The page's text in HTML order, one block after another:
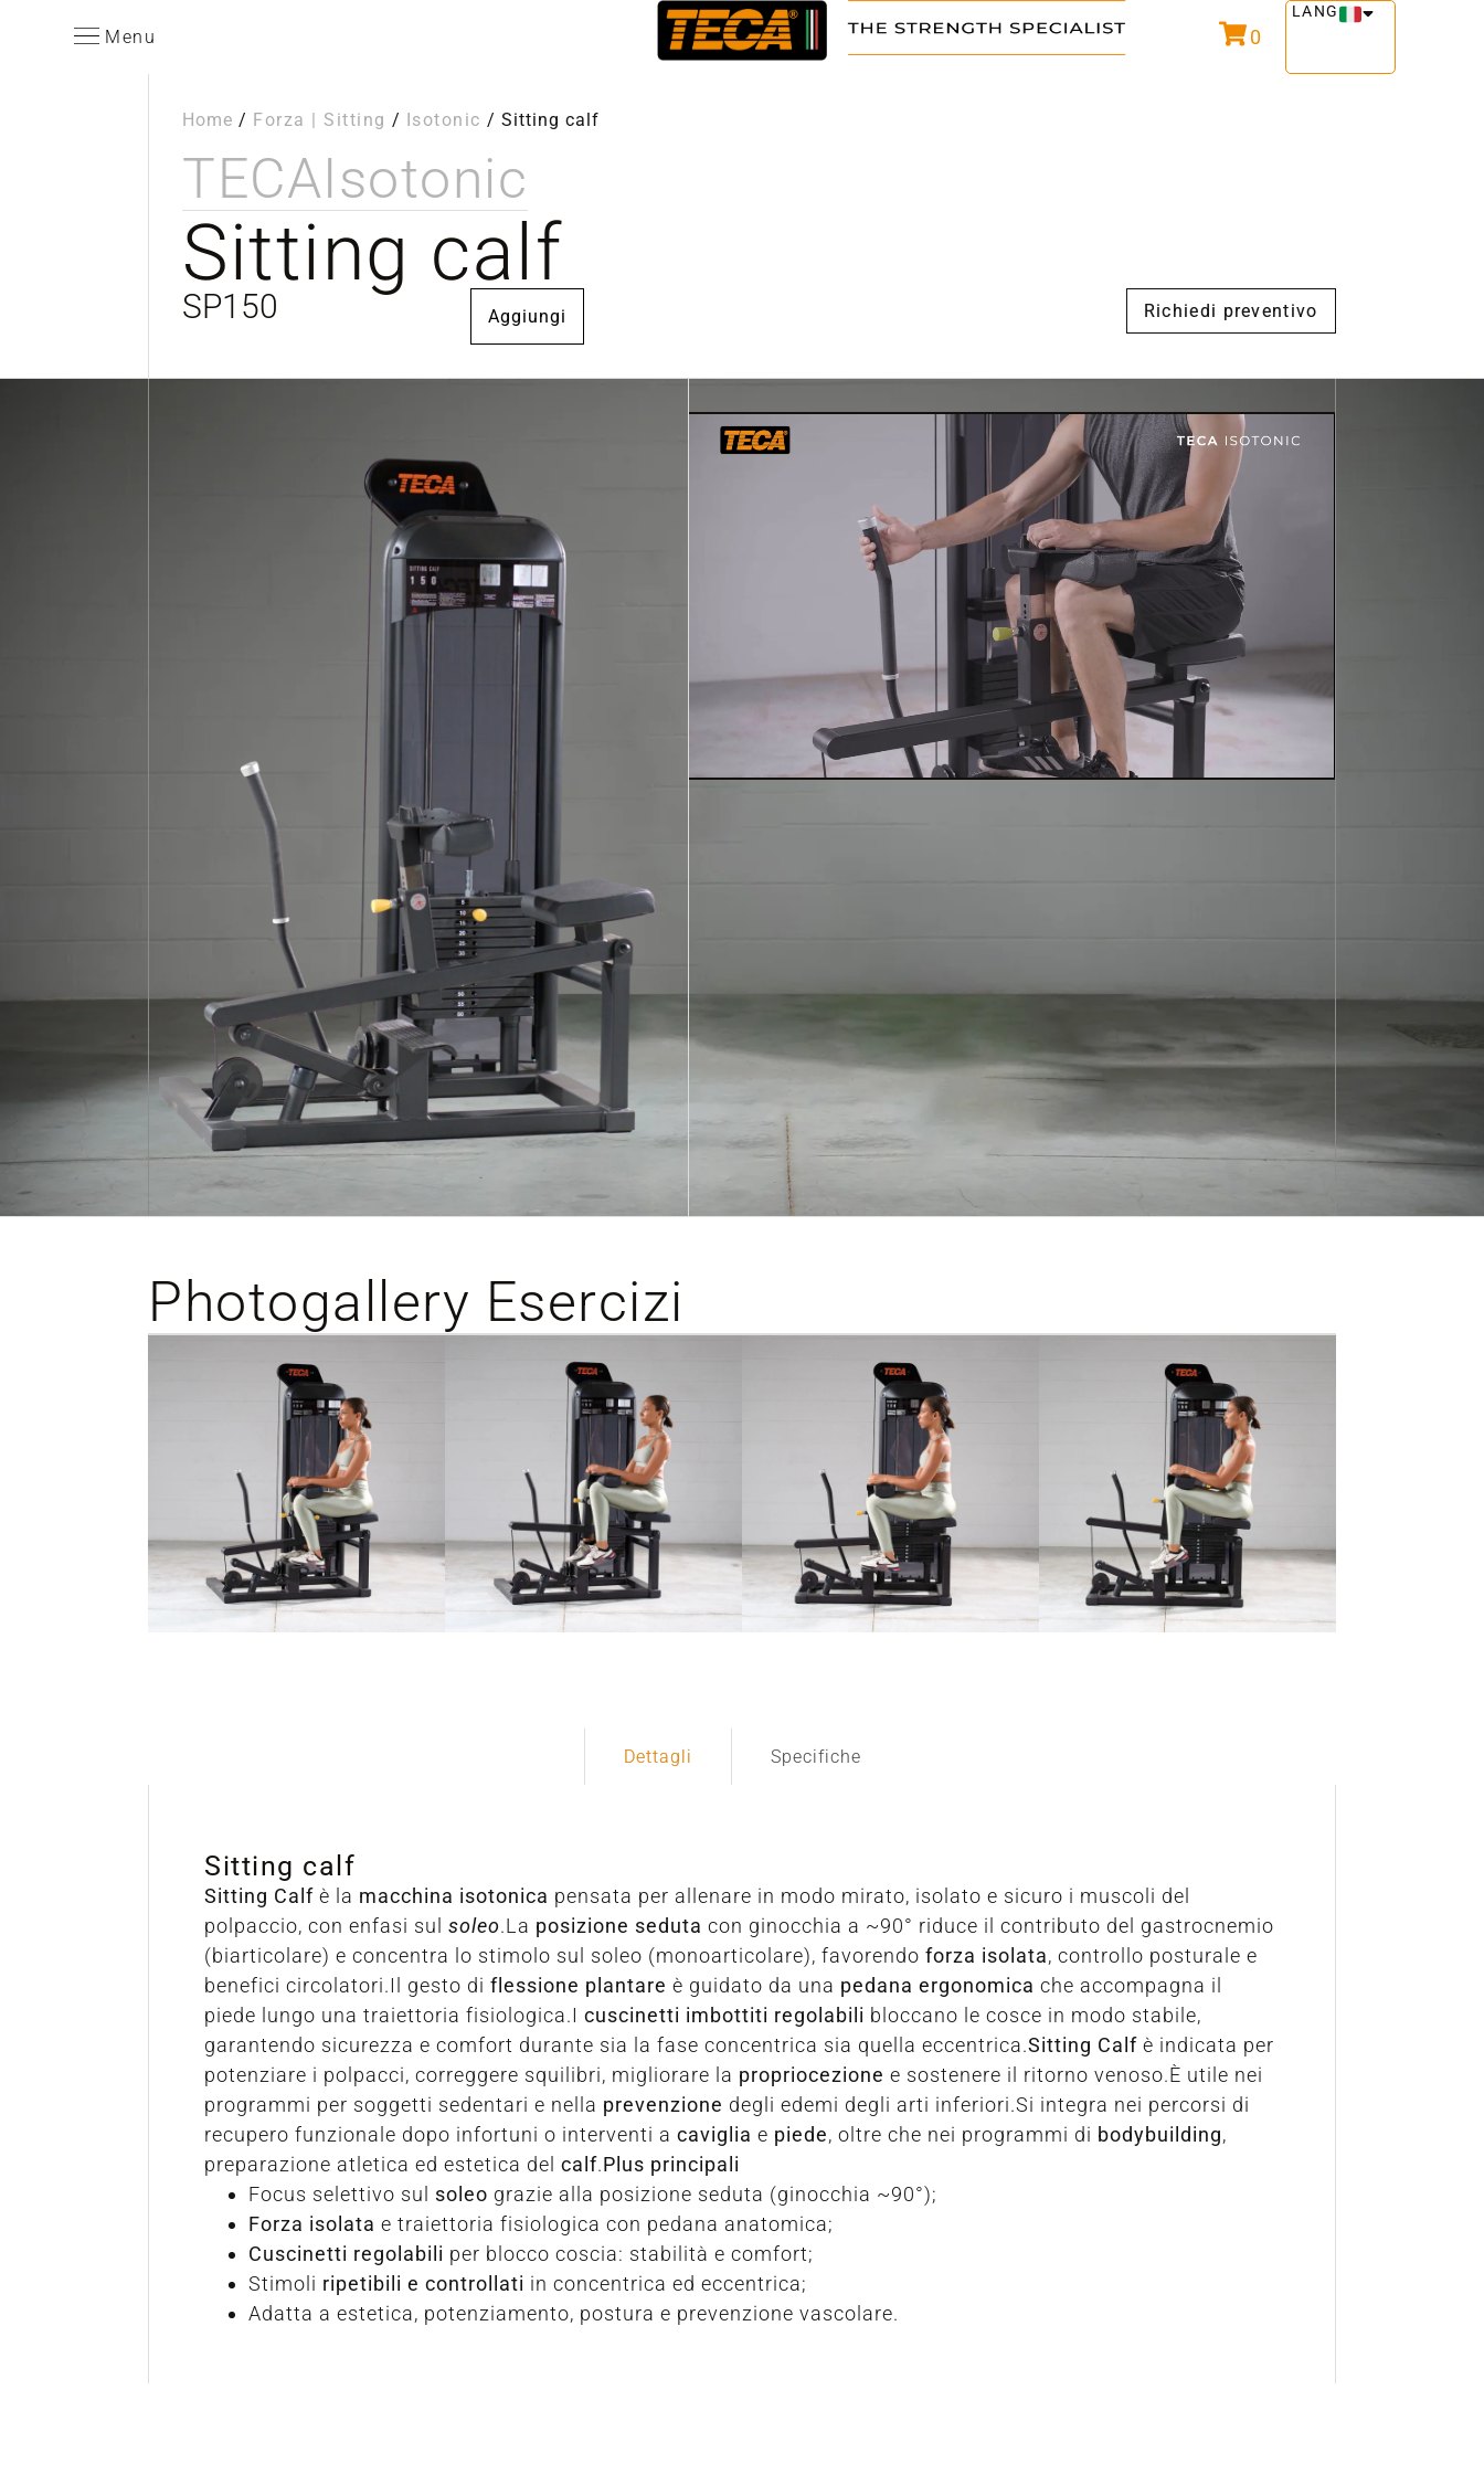
Menu 0
LANG
Home / Forza | Sitting / Isotonic / Sitting calf
TECAIsotonic
Sitting calf
SP150 Aggiungi Richiedi preventivo
Photogallery Esercizi
Dettagli Specifiche
Sitting calf
Sitting Calf è la macchina isotonica pensata per allenare in modo mirato, isolato e sicuro i muscoli del
polpaccio, con enfasi sulsoleo.La posizione seduta con ginocchia a ~90° riduce il contributo del gastrocnemio
(biarticolare) e concentra lo stimolo sul soleo (monoarticolare), favorendoforza isolata, controllo posturale e
benefici circolatori.Il gesto diflessione plantare è guidato da una pedana ergonomica che accompagna il
piede lungo una traiettoria fisiologica.Icuscinetti imbottiti regolabili bloccano le cosce in modo stabile,
garantendo sicurezza e comfort durante sia la fase concentrica sia quella eccentrica.Sitting Calf è indicata per
potenziare i polpacci, correggere squilibri, migliorare la propriocezione e sostenere il ritorno venoso.È utile nei
programmi per soggetti sedentari e nella prevenzione degli edemi degli arti inferiori.Si integra nei percorsi di
recupero funzionale dopo infortuni o interventi acaviglia e piede, oltre che nei programmi di bodybuilding,
preparazione atletica ed estetica delcalf.Plus principali
Focus selettivo sul soleo grazie alla posizione seduta (ginocchia ~90°);
Forza isolata e traiettoria fisiologica con pedana anatomica;
Cuscinetti regolabili per blocco coscia: stabilità e comfort;
Stimoli ripetibili e controllati in concentrica ed eccentrica;
Adatta a estetica, potenziamento, postura e prevenzione vascolare.